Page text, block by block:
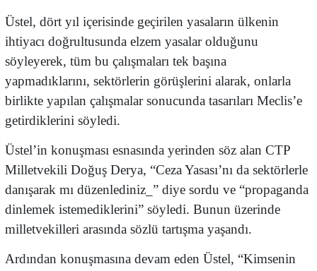
Üstel, dört yıl içerisinde geçirilen yasaların ülkenin
ihtiyacı doğrultusunda elzem yasalar olduğunu
söyleyerek, tüm bu çalışmaları tek başına
yapmadıklarını, sektörlerin görüşlerini alarak, onlarla
birlikte yapılan çalışmalar sonucunda tasarıları Meclis’e
getirdiklerini söyledi.
Üstel’in konuşması esnasında yerinden söz alan CTP
Milletvekili Doğuş Derya, “Ceza Yasası’nı da sektörlerle
danışarak mı düzenlediniz_” diye sordu ve “propaganda
dinlemek istemediklerini” söyledi. Bunun üzerinde
milletvekilleri arasında sözlü tartışma yaşandı.
Ardından konuşmasına devam eden Üstel, “Kimsenin